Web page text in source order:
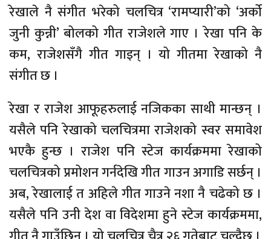
रेखाले नै संगीत भरेको चलचित्र ‘रामप्यारी’को ‘अर्को
जुनी कुन्नी’ बोलको गीत राजेशले गाए । रेखा पनि के
कम, राजेशसँगै गीत गाइन् । यो गीतमा रेखाको नै
संगीत छ ।
रेखा र राजेश आफूहरुलाई नजिकका साथी मान्छन् ।
यसैले पनि रेखाको चलचित्रमा राजेशको स्वर समावेश
भएकै हुन्छ । राजेश पनि स्टेज कार्यक्रममा रेखाको
चलचित्रको प्रमोशन गर्नदेखि गीत गाउन अगाडि सर्छन् ।
अब, रेखालाई त अहिले गीत गाउने नशा नै चढेको छ ।
यसैले पनि उनी देश वा विदेशमा हुने स्टेज कार्यक्रममा,